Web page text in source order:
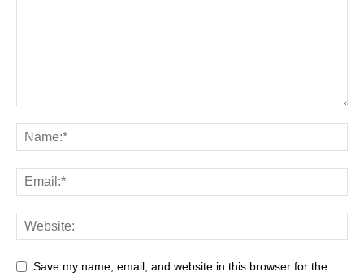
Save my name, email, and website in this browser for the